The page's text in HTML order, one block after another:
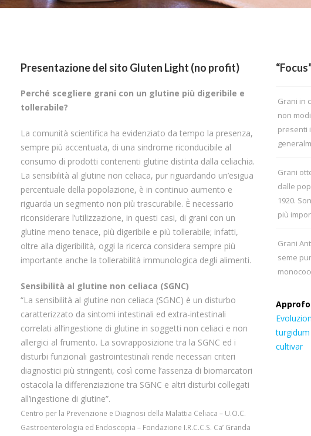
Presentazione del sito Gluten Light (no profit)
Perché scegliere grani con un glutine più digeribile e
tollerabile?
La comunità scientifica ha evidenziato da tempo la presenza,
sempre più accentuata, di una sindrome riconducibile al
consumo di prodotti contenenti glutine distinta dalla celiachia.
La sensibilità al glutine non celiaca, pur riguardando un’esigua
percentuale della popolazione, è in continuo aumento e
riguarda un segmento non più trascurabile. È necessario
riconsiderare l’utilizzazione, in questi casi, di grani con un
glutine meno tenace, più digeribile e più tollerabile; infatti,
oltre alla digeribilità, oggi la ricerca considera sempre più
importante anche la tollerabilità immunologica degli alimenti.
Sensibilità al glutine non celiaca (SGNC)
“La sensibilità al glutine non celiaca (SGNC) è un disturbo
caratterizzato da sintomi intestinali ed extra-intestinali
correlati all’ingestione di glutine in soggetti non celiaci e non
allergici al frumento. La sovrapposizione tra la SGNC ed i
disturbi funzionali gastrointestinali rende necessari criteri
diagnostici più stringenti, così come l’assenza di biomarcatori
ostacola la differenziazione tra SGNC e altri disturbi collegati
all’ingestione di glutine”.
Centro per la Prevenzione e Diagnosi della Malattia Celiaca – U.O.C.
Gastroenterologia ed Endoscopia – Fondazione I.R.C.C.S. Ca’ Granda
Grani in
non
presenti
Grani
dalle
1920.
più
Grani
seme
cultivar